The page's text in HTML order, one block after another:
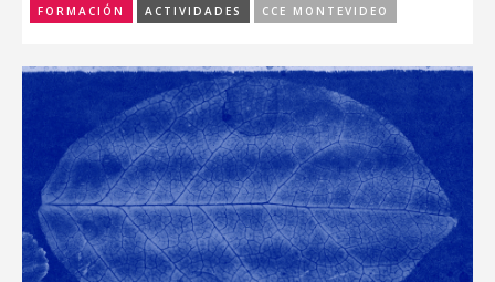
FORMACIÓN ACTIVIDADES CCE MONTEVIDEO